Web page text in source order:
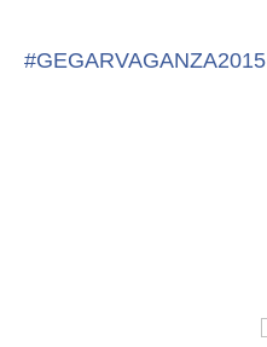
#GEGARVAGANZA2015